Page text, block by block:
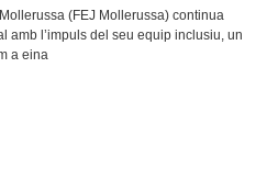
(FEJ Mollerussa) continua
amb l’impuls del seu equip inclusiu, un
a eina